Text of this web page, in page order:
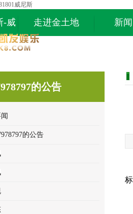
威尼斯
-威 走进金土地 新
的公告
的公告